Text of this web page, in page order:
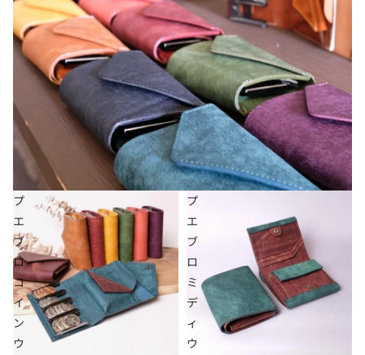
プ
エ
ブ
ロ
コ
イ
ン
ウ
プ
エ
ブ
ロ
ミ
デ
ィ
ウ